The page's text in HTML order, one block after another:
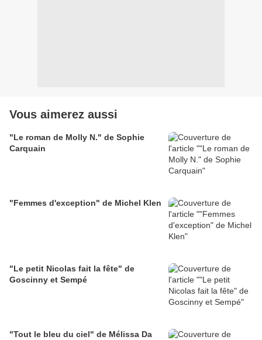
Vous aimerez aussi
"Le roman de Molly N." de Sophie
Carquain
"Femmes d'exception" de Michel Klen
"Le petit Nicolas fait la fête" de
Goscinny et Sempé
"Tout le bleu du ciel" de Mélissa Da